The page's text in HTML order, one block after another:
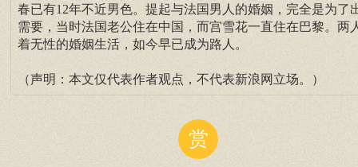
春已有12年不近男色。提起与法国男人的婚姻，完全是为了
需要，当时法国老公住在中国，而宫雪花一直住在巴黎。两
着无性的婚姻生活，如今早已成为路人。
（声明：本文仅代表作者观点，不代表新浪网立场。）
赏